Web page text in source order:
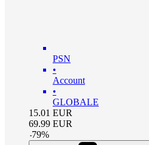
PSN
•
Account
•
GLOBALE
15.01 EUR
69.99 EUR
-79%